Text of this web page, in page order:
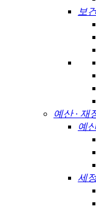
보
예산 · 재
예
세